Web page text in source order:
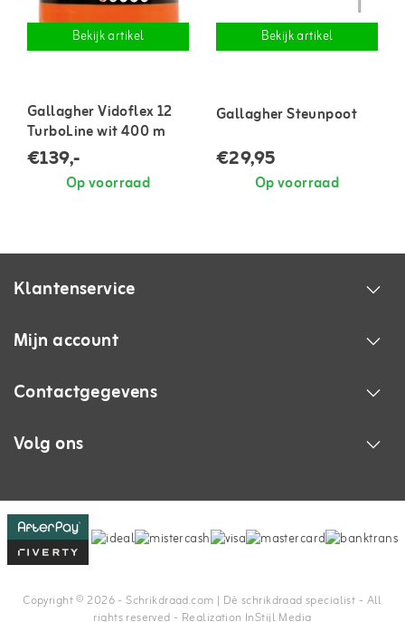
Bekijk artikel
Gallagher Vidoflex 12
TurboLine wit 400 m
€139,-
Op voorraad
Bekijk artikel
Gallagher Steunpoot
€29,95
Op voorraad
Klantenservice
Mijn account
Contactgegevens
Volg ons
Copyright © 2026 - Schrikdraad.com | Dè schrikdraad specialist - All
rights reserved - Realization InStijl Media